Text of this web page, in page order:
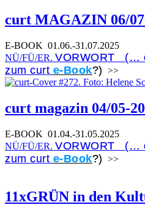
curt MAGAZIN 06/
E-BOOK 01.06.-31.07.2025
NÜ/FÜ/ER. VORWORT (…
zum curt e-Book?) >>
curt magazin 04/05-
E-BOOK 01.04.-31.05.2025
NÜ/FÜ/ER. VORWORT (…
zum curt e-Book?) >>
11xGRÜN in den